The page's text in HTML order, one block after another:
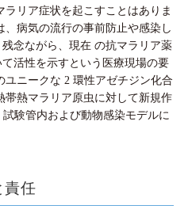
リア症状を起こすことはありま
病気の流行の事前防止や感染し
念ながら、現在 の抗マラリア薬
活性を示すという医療現場の要
ニークな 2 環性アゼチジン化合
熱マラリア原虫に対して新規作
試験管内および動物感染モデルに
責任